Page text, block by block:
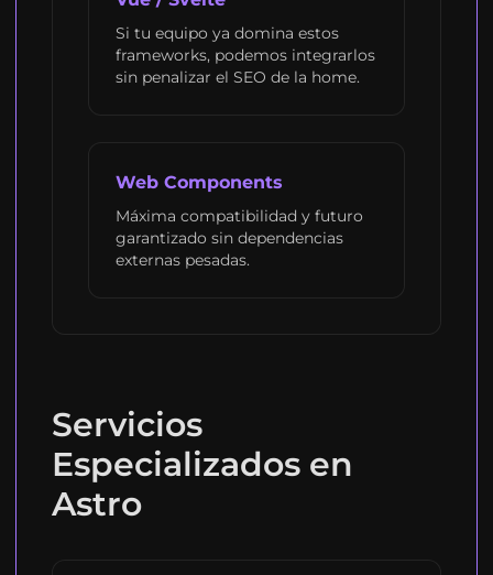
Si tu equipo ya domina estos
frameworks, podemos integrarlos
sin penalizar el SEO de la home.
Web Components
Máxima compatibilidad y futuro
garantizado sin dependencias
externas pesadas.
Servicios
Especializados en
Astro